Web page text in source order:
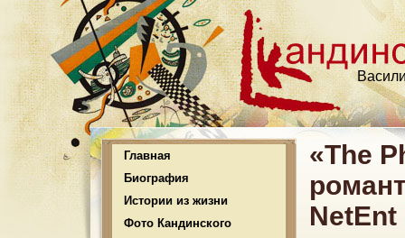
Главная
Биография
Истории из жизни
Фото Кандинского
«The